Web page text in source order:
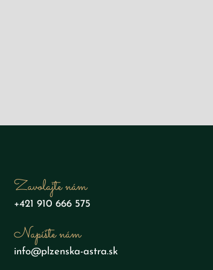
Zavolajte nám
+421 910 666 575
Napíšte nám
info@plzenska-astra.sk